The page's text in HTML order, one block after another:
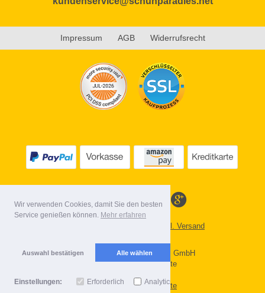
Wir verwenden Cookies, damit Sie den besten
Service genießen können. Mehr erfahren
Auswahl bestätigen Alle wählen
Einstellungen: Erforderlich Analytics
Impressum AGB Widerrufsrecht
Alle Preise inkl. MwSt. evtl. zzgl. Versand
Copyright 2026 by Gebr. Röhl GmbH
Mobile Shop by Shopgate
Zur klassischen Webseite